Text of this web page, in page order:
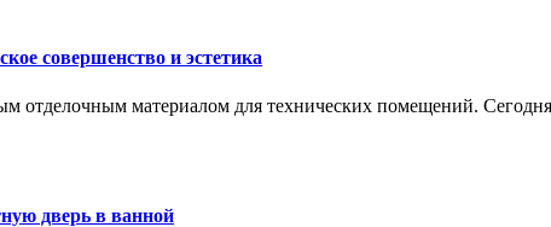
совершенство и эстетика
отделочным материалом для технических помещений.
дверь в ванной